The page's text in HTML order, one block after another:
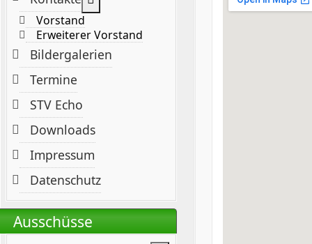
Vorstand
Erweiterer Vorstand
Bildergalerien
Termine
STV Echo
Downloads
Impressum
Datenschutz
Ausschüsse